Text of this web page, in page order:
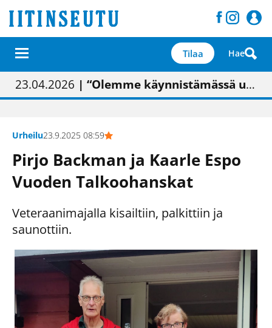
Tilaa Hae
01.02.2026 | Painon vaihtumisen pitäisi näkyä hieman parempana painojäljen laatuna lehdessä
05.02.2026 | Uudistettu kunnantalo on valoisa
23.04.2026 | “Olemme käynnistämässä uudelleen keskustavisiotyön”
09.05.2026| "Maalla on totuttu elämään omavaraisemmin kuin kaupungissa"
Urheilu23.9.2025 08:59
Pirjo Backman ja Kaarle Espo
Vuoden Talkoohanskat
Veteraanimajalla kisailtiin, palkittiin ja
saunottiin.